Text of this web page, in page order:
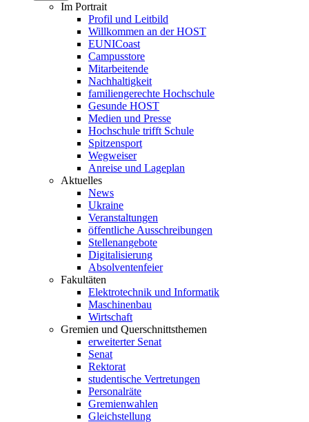
Im Portrait
Profil und Leitbild
Willkommen an der HOST
EUNICoast
Campusstore
Mitarbeitende
Nachhaltigkeit
familiengerechte Hochschule
Gesunde HOST
Medien und Presse
Hochschule trifft Schule
Spitzensport
Wegweiser
Anreise und Lageplan
Aktuelles
News
Ukraine
Veranstaltungen
öffentliche Ausschreibungen
Stellenangebote
Digitalisierung
Absolventenfeier
Fakultäten
Elektrotechnik und Informatik
Maschinenbau
Wirtschaft
Gremien und Querschnittsthemen
erweiterter Senat
Senat
Rektorat
studentische Vertretungen
Personalräte
Gremienwahlen
Gleichstellung